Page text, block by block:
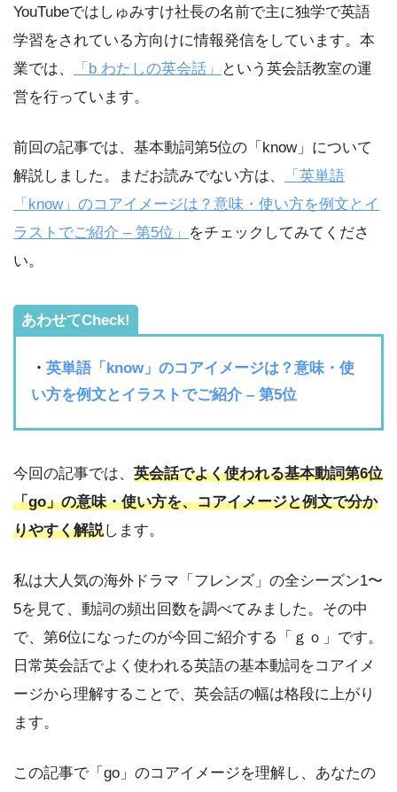
YouTubeではしゅみすけ社長の名前で主に独学で英語
学習をされている方向けに情報発信をしています。本
業では、
「b わたしの英会話」
という英会話教室の運
営を行っています。
前回の記事では、基本動詞第5位の「know」について
解説しました。まだお読みでない方は、
「英単語
「know」のコアイメージは？意味・使い方を例文とイ
ラストでご紹介 – 第5位」
をチェックしてみてくださ
い。
あわせてCheck!
・ 英単語「know」のコアイメージは？意味・使
い方を例文とイラストでご紹介 – 第5位
今回の記事では、 英会話でよく使われる基本動詞第6位
「go」の意味・使い方を、コアイメージと例文で分か
りやすく解説します。
私は大人気の海外ドラマ「フレンズ」の全シーズン1〜
5を見て、動詞の頻出回数を調べてみました。その中
で、第6位になったのが今回ご紹介する「ｇｏ」です。
日常英会話でよく使われる英語の基本動詞をコアイメ
ージから理解することで、英会話の幅は格段に上がり
ます。
この記事で「go」のコアイメージを理解し、あなたの